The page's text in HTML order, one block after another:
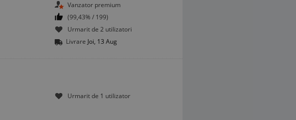
Vanzator premium
(99,43% / 199)
Urmarit de 2 utilizatori
Livrare Joi, 13 Aug
Urmarit de 1 utilizator